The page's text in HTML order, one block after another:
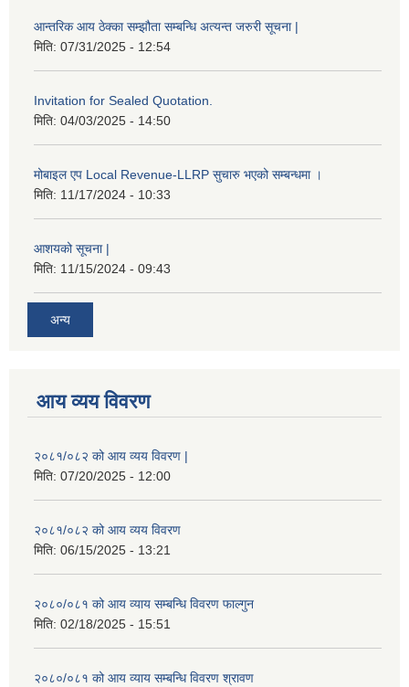
आन्तरिक आय ठेक्का सम्झौता सम्बन्धि अत्यन्त जरुरी सूचना |
मिति: 07/31/2025 - 12:54
Invitation for Sealed Quotation.
मिति: 04/03/2025 - 14:50
मोबाइल एप Local Revenue-LLRP सुचारु भएको सम्बन्धमा ।
मिति: 11/17/2024 - 10:33
आशयको सूचना |
मिति: 11/15/2024 - 09:43
अन्य
आय व्यय विवरण
२०८१/०८२ को आय व्यय विवरण |
मिति: 07/20/2025 - 12:00
२०८१/०८२ को आय व्यय विवरण
मिति: 06/15/2025 - 13:21
२०८०/०८१ को आय व्याय सम्बन्धि विवरण फाल्गुन
मिति: 02/18/2025 - 15:51
२०८०/०८१ को आय व्याय सम्बन्धि विवरण श्रावण